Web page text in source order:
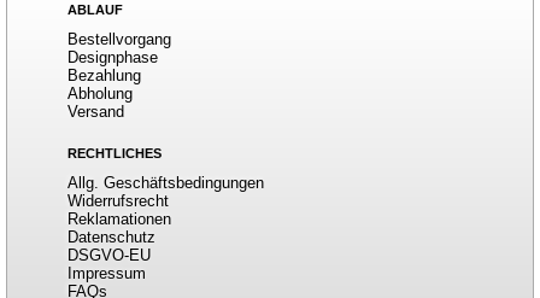
ABLAUF
Bestellvorgang
Designphase
Bezahlung
Abholung
Versand
RECHTLICHES
Allg. Geschäftsbedingungen
Widerrufsrecht
Reklamationen
Datenschutz
DSGVO-EU
Impressum
FAQs